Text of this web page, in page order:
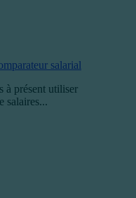
salarial
à présent utiliser
salaires...